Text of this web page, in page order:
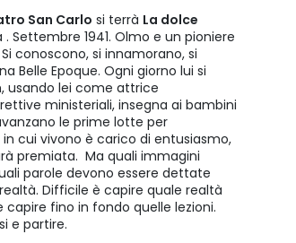
San Carlo si terrà La dolce
Settembre 1941. Olmo e un pioniere
conoscono, si innamorano, si
Belle Epoque. Ogni giorno lui si
usando lei come attrice
ministeriali, insegna ai bambini
le prime lotte per
cui vivono è carico di entusiasmo,
premiata. Ma quali immagini
parole devono essere dettate
Difficile è capire quale realtà
fino in fondo quelle lezioni.
e partire.